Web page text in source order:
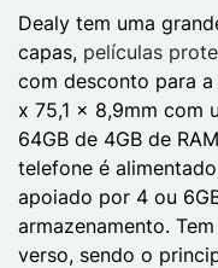
Dealy tem uma
capas, películas
com desconto para a
x 75,1 x 8,9mm com
64GB de 4GB de
telefone é
apoiado por 4 ou
armazenamento.
verso, sendo o